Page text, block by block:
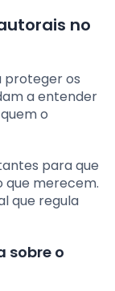
no
proteger os
a entender
o
para que
que merecem.
que regula
sobre o